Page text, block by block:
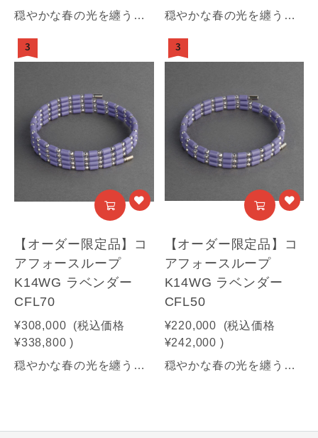
穏やかな春の光を纏う、やさしい淡紫。日常に溶け込む、静かなエレガンス。【商品情報】■サイズ：70㎝■素材：SUS316(装飾部材)・フェライト磁石・サマコバ磁石・SUS316(キャップ部分)・SUS304(ワイヤー部分)《利用可能な決済方法》クレジットカード（Visa / Mastercard / JCB / American Express / Diners Club）／Amazon Pay／PayPay／キャリア決済／代金引換※合計30万円（税込）を超える商品は代金引換はご利用いただけません。予めご了承ください
穏やかな春の光を纏う、やさしい淡紫。日常に溶け込む、静かなエレガンス。【商品情報】■サイズ：50㎝■素材：SUS316(装飾部材)・フェライト磁石・サマコバ磁石・SUS316(キャップ部分)・SUS304(ワイヤー部分)《利用可能な決済方法》クレジットカード（Visa / Mastercard / JCB / American Express / Diners Club）／Amazon Pay／PayPay／キャリア決済／代金引換※合計30万円（税込）を超える商品は代金引換はご利用いただけません。予めご了承ください
3
【オーダー限定品】コ
アフォースループ
K14WG ラベンダー
CFL70
¥308,000
(税込価格
¥338,800 )
穏やかな春の光を纏う、やさしい淡紫。日常に溶け込む、静かなエレガンス。【商品情報】■サイズ：70㎝■素材：K14WG(装飾部材)・フェライト磁石・サマコバ磁石・SUS316(キャップ部分)・SUS304(ワイヤー部分)《利用可能な決済方法》クレジットカード（Visa / Mastercard / JCB / American Express / Diners Club）／Amazon Pay／PayPay／キャリア決済※合計30万円（税込）を超える商品は代金引換はご利用いただけません。予めご了承ください
3
【オーダー限定品】コ
アフォースループ
K14WG ラベンダー
CFL50
¥220,000
(税込価格
¥242,000 )
穏やかな春の光を纏う、やさしい淡紫。日常に溶け込む、静かなエレガンス。【商品情報】■サイズ：50㎝■素材：K14WG(装飾部材)・フェライト磁石・サマコバ磁石・SUS316(キャップ部分)・SUS304(ワイヤー部分)《利用可能な決済方法》クレジットカード（Visa / Mastercard / JCB / American Express / Diners Club）／Amazon Pay／PayPay／キャリア決済／代金引換※合計30万円（税込）を超える商品は代金引換はご利用いただけません。予めご了承ください